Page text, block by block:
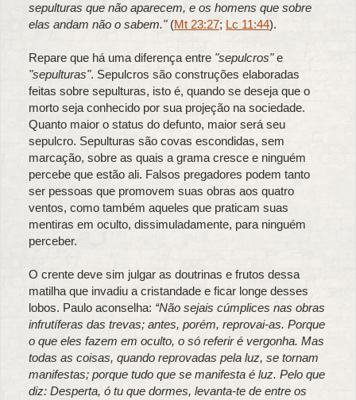
sepulturas que não aparecem, e os homens que sobre
elas andam não o sabem." (Mt 23:27; Lc 11:44).
Repare que há uma diferença entre "sepulcros"e
"sepulturas". Sepulcros são construções elaboradas
feitas sobre sepulturas, isto é, quando se deseja que o
morto seja conhecido por sua projeção na sociedade.
Quanto maior o status do defunto, maior será seu
sepulcro. Sepulturas são covas escondidas, sem
marcação, sobre as quais a grama cresce e ninguém
percebe que estão ali. Falsos pregadores podem tanto
ser pessoas que promovem suas obras aos quatro
ventos, como também aqueles que praticam suas
mentiras em oculto, dissimuladamente, para ninguém
perceber.
O crente deve sim julgar as doutrinas e frutos dessa
matilha que invadiu a cristandade e ficar longe desses
lobos. Paulo aconselha: “Não sejais cúmplices nas obras
infrutíferas das trevas; antes, porém, reprovai-as. Porque
o que eles fazem em oculto, o só referir é vergonha. Mas
todas as coisas, quando reprovadas pela luz, se tornam
manifestas; porque tudo que se manifesta é luz. Pelo que
diz: Desperta, ó tu que dormes, levanta-te de entre os